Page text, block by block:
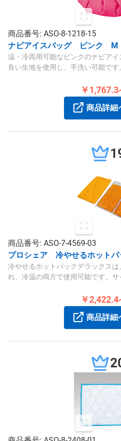
商品番号: ASO-8-1218-15
ナビアイスバッグ ピンク M
温・冷両用可能なピンクのナビア
良い生地を使用し、手洗い可能で
￥
商品詳細
商品番号: ASO-7-4569-03
プロシェア 冷やせるホット
冷やせるホットパックデラックス
れ、冷温の両方で使用可能です。
￥
商品詳細